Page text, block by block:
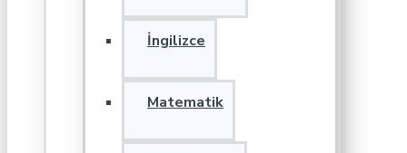
İngilizce
Matematik